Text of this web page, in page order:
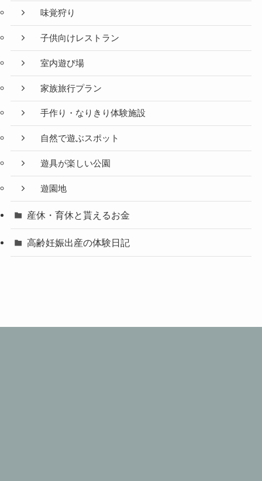
味覚狩り
子供向けレストラン
室内遊び場
家族旅行プラン
手作り・なりきり体験施設
自然で遊ぶスポット
遊具が楽しい公園
遊園地
産休・育休と貰えるお金
高齢妊娠出産の体験日記